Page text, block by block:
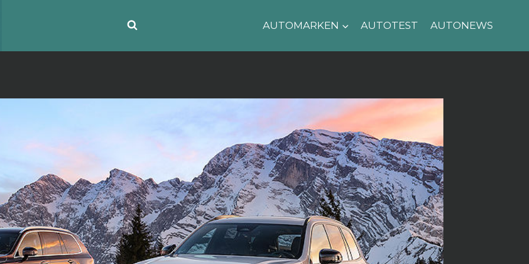
AUTOMARKEN AUTOTEST AUTONEWS